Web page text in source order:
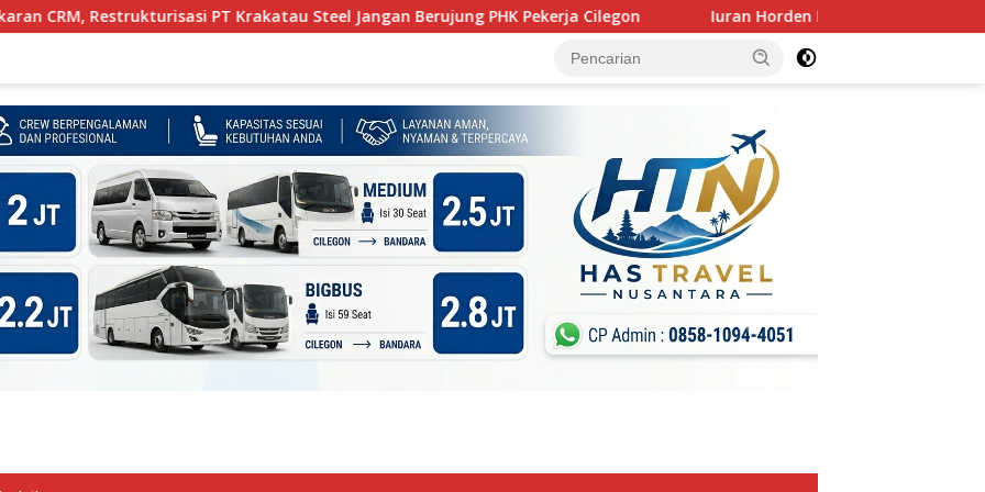
PT Krakatau Steel Jangan Berujung PHK Pekerja Cilegon Iuran Horden Rp2 Juta Disorot, Wali Murid